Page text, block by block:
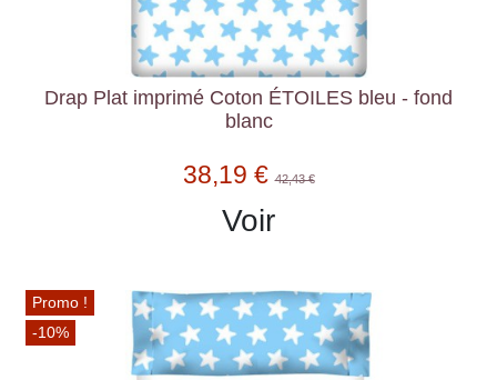
Drap Plat imprimé Coton ÉTOILES bleu - fond
blanc
38,19 €42,43 €
Voir
Promo !
-10%